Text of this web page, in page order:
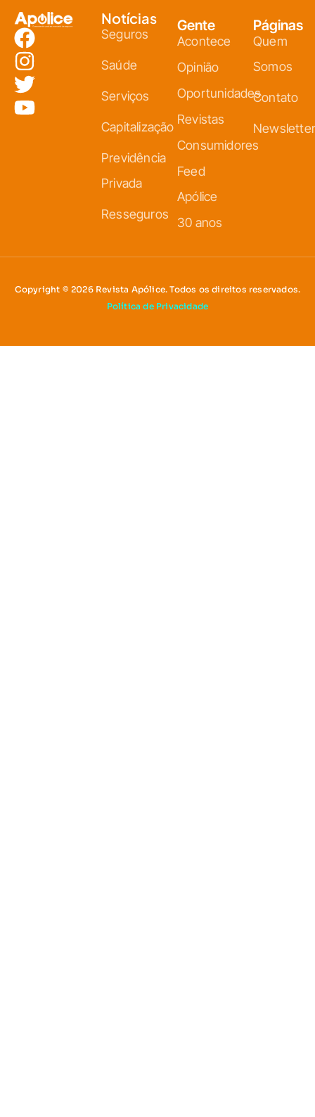
Notícias
Seguros
Saúde
Serviços
Capitalização
Previdência
Privada
Resseguros
Gente
Acontece
Opinião
Oportunidades
Revistas
Consumidores
Feed
Apólice
30 anos
Páginas
Quem
Somos
Contato
Newsletter
Copyright © 2026 Revista Apólice. Todos os direitos reservados.
Política de Privacidade